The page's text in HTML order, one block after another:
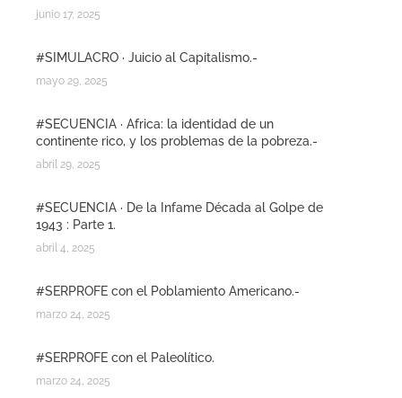
junio 17, 2025
#SIMULACRO · Juicio al Capitalismo.-
mayo 29, 2025
#SECUENCIA · Africa: la identidad de un
continente rico, y los problemas de la pobreza.-
abril 29, 2025
#SECUENCIA · De la Infame Década al Golpe de
1943 : Parte 1.
abril 4, 2025
#SERPROFE con el Poblamiento Americano.-
marzo 24, 2025
#SERPROFE con el Paleolítico.
marzo 24, 2025